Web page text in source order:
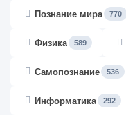
Познание мира 770
Физика 589
Самопознание 536
Информатика 292